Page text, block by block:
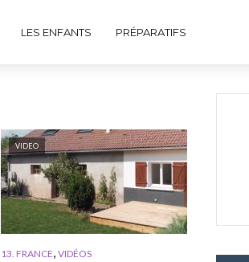
LES ENFANTS PRÉPARATIFS
VIDEO
13. FRANCE, VIDÉOS